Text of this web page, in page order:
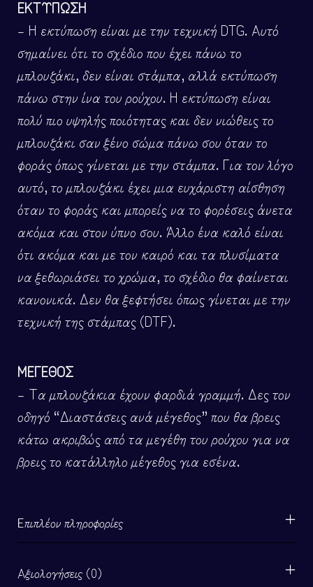
ΕΚΤΥΠΩΣΗ
– Η εκτύπωση είναι με την τεχνική DTG. Αυτό
σημαίνει ότι το σχέδιο που έχει πάνω το
μπλουζάκι, δεν είναι στάμπα, αλλά εκτύπωση
πάνω στην ίνα του ρούχου. Η εκτύπωση είναι
πολύ πιο υψηλής ποιότητας και δεν νιώθεις το
μπλουζάκι σαν ξένο σώμα πάνω σου όταν το
φοράς όπως γίνεται με την στάμπα. Για τον λόγο
αυτό, το μπλουζάκι έχει μια ευχάριστη αίσθηση
όταν το φοράς και μπορείς να το φορέσεις άνετα
ακόμα και στον ύπνο σου. Άλλο ένα καλό είναι
ότι ακόμα και με τον καιρό και τα πλυσίματα
να ξεθωριάσει το χρώμα, το σχέδιο θα φαίνεται
κανονικά. Δεν θα ξεφτήσει όπως γίνεται με την
τεχνική της στάμπας (DTF).
ΜΕΓΕΘΟΣ
– Τα μπλουζάκια έχουν φαρδιά γραμμή. Δες τον
οδηγό “Διαστάσεις ανά μέγεθος” που θα βρεις
κάτω ακριβώς από τα μεγέθη του ρούχου για να
βρεις το κατάλληλο μέγεθος για εσένα.
Επιπλέον πληροφορίες
Αξιολογήσεις (0)